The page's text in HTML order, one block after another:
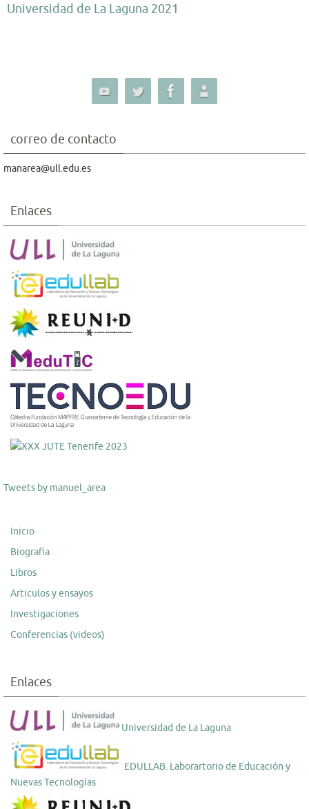
Universidad de La Laguna 2021
correo de contacto
manarea@ull.edu.es
Enlaces
Tweets by manuel_area
Inicio
Biografía
Libros
Articulos y ensayos
Investigaciones
Conferencias (videos)
Enlaces
Universidad de La Laguna
EDULLAB. Laborartorio de Educación y
Nuevas Tecnologías